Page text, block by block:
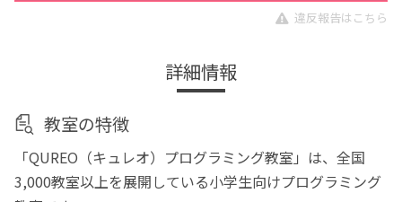
違反報告はこちら
詳細情報
教室の特徴
「QUREO（キュレオ）プログラミング教室」は、全国
3,000教室以上を展開している小学生向けプログラミング